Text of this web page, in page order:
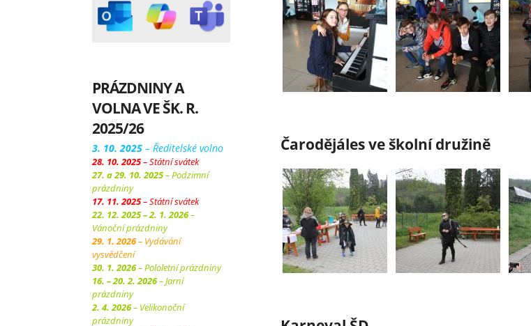
PRÁZDNINY A
VOLNA VE ŠK. R.
2025/26
3. 10. 2025 – Ředitelské volno
28. 10. 2025– Státní svátek
27. a 29. 10. 2025– Podzimní
prázdniny
17. 11. 2025– Státní svátek
22. 12. 2025 – 2. 1. 2026–
Vánoční prázdniny
29. 1. 2026– Vydávání
vysvědčení
30. 1. 2026– Pololetní prázdniny
16. – 20. 2. 2026– Jarní
prázdniny
2. 4. 2026– Velikonoční
prázdniny
Čarodějáles ve školní družině